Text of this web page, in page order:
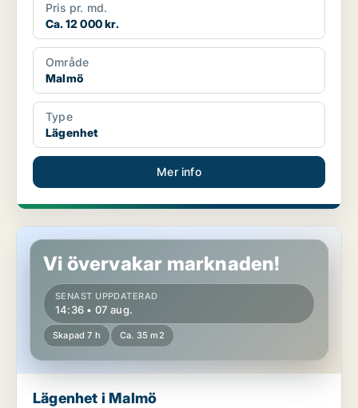
Pris pr. md.
Ca. 12 000 kr.
Område
Malmö
Type
Lägenhet
Mer info
Lägenhet i Malmö
Vi övervakar marknaden!
SENAST UPPDATERAD
14:36 • 07 aug.
Skapad 7 h Ca. 35 m2
Lägenhet i Malmö